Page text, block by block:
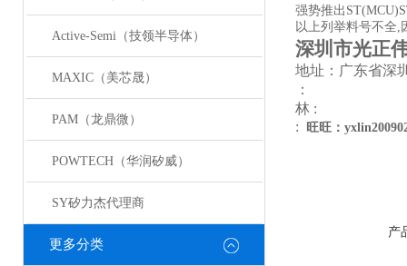
Active-Semi（技领半导体）
MAXIC（美芯晟）
PAM（龙鼎微）
POWTECH（华润矽威）
SY矽力杰代理商
更多分类
强势推出
以上列举料号不全,
深圳市光正
地址：广东省深
：
林 :
:
旺旺：
产